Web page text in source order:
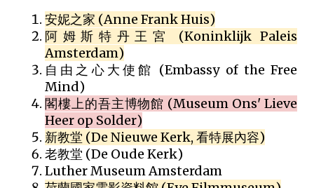
安妮之家 (Anne Frank Huis)
阿姆斯特丹王宮 (Koninklijk Paleis
Amsterdam)
自由之心大使館 (Embassy of the Free
Mind)
閣樓上的吾主博物館 (Museum Ons' Lieve
Heer op Solder)
新教堂 (De Nieuwe Kerk, 看特展內容)
老教堂 (De Oude Kerk)
Luther Museum Amsterdam